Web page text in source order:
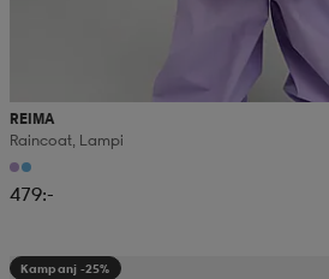
REIMA
Raincoat, Lampi
479:-
Kampanj -25%